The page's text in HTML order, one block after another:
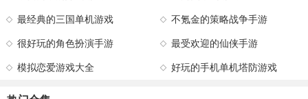
最经典的三国单机游戏 不氪金的策略战争手游
很好玩的角色扮演手游 最受欢迎的仙侠手游
模拟恋爱游戏大全 好玩的手机单机塔防游戏